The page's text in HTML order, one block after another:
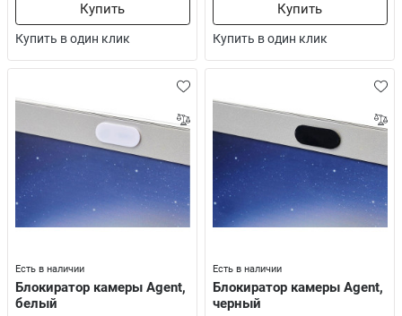
Купить
Купить в один клик
Купить
Купить в один клик
Есть в наличии
Блокиратор камеры Agent,
белый
Есть в наличии
Блокиратор камеры Agent,
черный